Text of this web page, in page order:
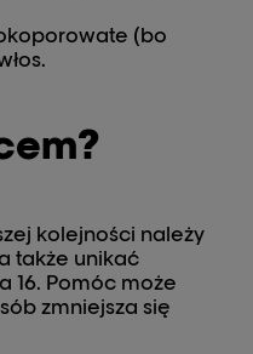
(bo
kolejności należy
także unikać
16. Pomóc może
zmniejsza się